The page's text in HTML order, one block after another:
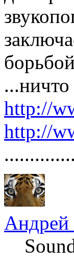
http://
http://